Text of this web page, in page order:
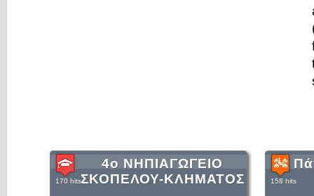
4ο ΝΗΠΙΑΓΩΓΕΙΟ
ΣΚΟΠΕΛΟΥ-ΚΛΗΜΑΤΟΣ
170 hits 158 hits